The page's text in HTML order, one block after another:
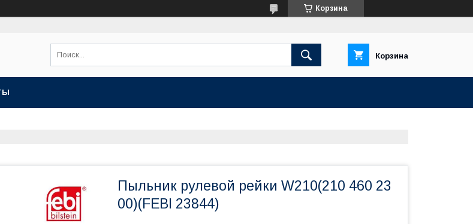
Корзина
Корзина
Пыльник рулевой рейки W210(210 460 23
00)(FEBI 23844)